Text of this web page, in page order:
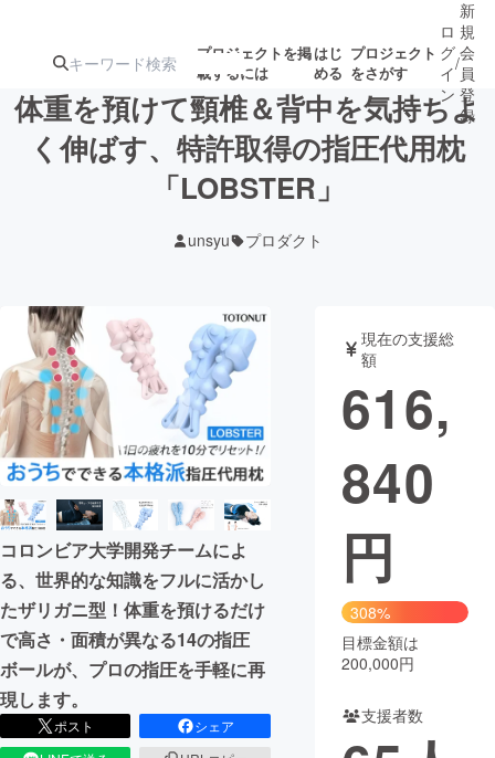
プロジェクトを掲
載するには
はじ
める
プロジェクト
をさがす
注目の新着プロ 募集終了が近いプ
テクノロジー・ガジェット
映像・映画 書籍・雑誌
ビジネス・起業 チャレンジ
まちづくり・地域活性化
CAMPFIRE for Social Good
CAMPFIRE Creation
CAMPFIREふるさと納税
コミュニティ
ロ
グ
イ
ン
/
新
規
会
員
登
録
体重を預けて頸椎＆背中を気持ちよ
く伸ばす、特許取得の指圧代用枕
「LOBSTER」
unsyu プロダクト
コロンビア大学開発チームによ
る、世界的な知識をフルに活かし
たザリガニ型！体重を預けるだけ
で高さ・面積が異なる14の指圧
ボールが、プロの指圧を手軽に再
現します。
ポスト
シェア
現在の支援総
額
616,
840
円
308%
目標金額は
200,000円
支援者数